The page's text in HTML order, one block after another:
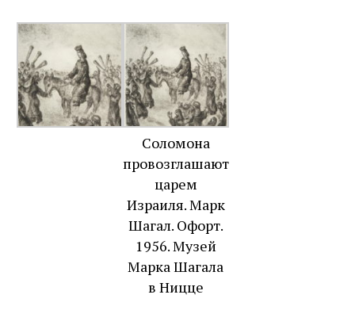
Соломона
провозглашают
царем
Израиля. Марк
Шагал. Офорт.
1956. Музей
Марка Шагала
в Ницце